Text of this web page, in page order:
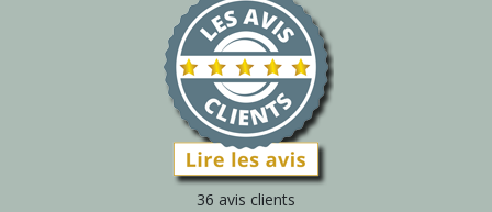
36 avis clients